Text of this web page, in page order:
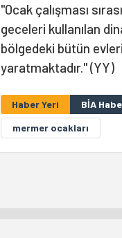
"Ocak çalışması
geceleri kullanılan
bölgedeki bütün
yaratmaktadır." (YY)
Haber Yeri BİA
mermer ocakları